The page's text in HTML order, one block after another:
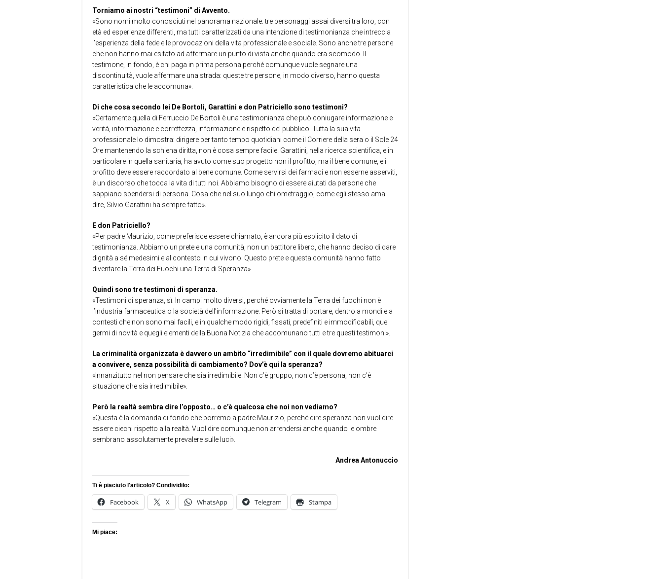
Torniamo ai nostri “testimoni” di Avvento.
«Sono nomi molto conosciuti nel panorama nazionale: tre personaggi assai diversi tra loro, con
età ed esperienze differenti, ma tutti caratterizzati da una intenzione di testimonianza che intreccia
l’esperienza della fede e le provocazioni della vita professionale e sociale. Sono anche tre persone
che non hanno mai esitato ad affermare un punto di vista anche quando era scomodo. Il
testimone, in fondo, è chi paga in prima persona perché comunque vuole segnare una
discontinuità, vuole affermare una strada: queste tre persone, in modo diverso, hanno questa
caratteristica che le accomuna».
Di che cosa secondo lei De Bortoli, Garattini e don Patriciello sono testimoni?
«Certamente quella di Ferruccio De Bortoli è una testimonianza che può coniugare informazione e
verità, informazione e correttezza, informazione e rispetto del pubblico. Tutta la sua vita
professionale lo dimostra: dirigere per tanto tempo quotidiani come il Corriere della sera o il Sole 24
Ore mantenendo la schiena diritta, non è cosa sempre facile. Garattini, nella ricerca scientifica, e in
particolare in quella sanitaria, ha avuto come suo progetto non il profitto, ma il bene comune, e il
profitto deve essere raccordato al bene comune. Come servirsi dei farmaci e non esserne asserviti,
è un discorso che tocca la vita di tutti noi. Abbiamo bisogno di essere aiutati da persone che
sappiano spendersi di persona. Cosa che nel suo lungo chilometraggio, come egli stesso ama
dire, Silvio Garattini ha sempre fatto».
E don Patriciello?
«Per padre Maurizio, come preferisce essere chiamato, è ancora più esplicito il dato di
testimonianza. Abbiamo un prete e una comunità, non un battitore libero, che hanno deciso di dare
dignità a sé medesimi e al contesto in cui vivono. Questo prete e questa comunità hanno fatto
diventare la Terra dei Fuochi una Terra di Speranza».
Quindi sono tre testimoni di speranza.
«Testimoni di speranza, sì. In campi molto diversi, perché ovviamente la Terra dei fuochi non è
l’industria farmaceutica o la società dell’informazione. Però si tratta di portare, dentro a mondi e a
contesti che non sono mai facili, e in qualche modo rigidi, fissati, predefiniti e immodificabili, quei
germi di novità e quegli elementi della Buona Notizia che accomunano tutti e tre questi testimoni».
La criminalità organizzata è davvero un ambito “irredimibile” con il quale dovremo abituarci
a convivere, senza possibilità di cambiamento? Dov’è qui la speranza?
«Innanzitutto nel non pensare che sia irredimibile. Non c’è gruppo, non c’è persona, non c’è
situazione che sia irredimibile».
Però la realtà sembra dire l’opposto… o c’è qualcosa che noi non vediamo?
«Questa è la domanda di fondo che porremo a padre Maurizio, perché dire speranza non vuol dire
essere ciechi rispetto alla realtà. Vuol dire comunque non arrendersi anche quando le ombre
sembrano assolutamente prevalere sulle luci».
Andrea Antonuccio
Ti è piaciuto l'articolo? Condividilo:
Facebook X WhatsApp Telegram Stampa
Mi piace: